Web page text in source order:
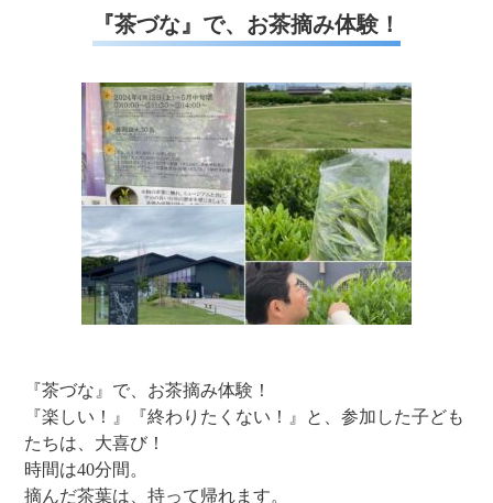
『茶づな』で、お茶摘み体験！
『茶づな』で、お茶摘み体験！
『楽しい！』『終わりたくない！』と、参加した子ども
たちは、大喜び！
時間は40分間。
摘んだ茶葉は、持って帰れます。